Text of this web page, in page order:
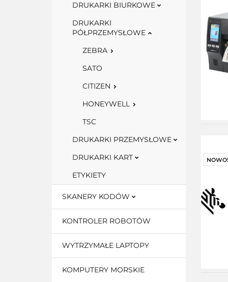
DRUKARKI BIURKOWE
DRUKARKI
PÓŁPRZEMYSŁOWE
ZEBRA
SATO
CITIZEN
HONEYWELL
TSC
DRUKARKI PRZEMYSŁOWE
DRUKARKI KART
ETYKIETY
SKANERY KODÓW
KONTROLER ROBOTÓW
WYTRZYMAŁE LAPTOPY
KOMPUTERY MORSKIE